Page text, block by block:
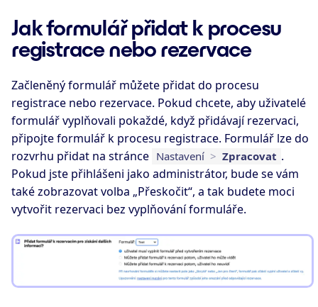
Jak formulář přidat k procesu
registrace nebo rezervace
Začleněný formulář můžete přidat do procesu
registrace nebo rezervace. Pokud chcete, aby uživatelé
formulář vyplňovali pokaždé, když přidávají rezervaci,
připojte formulář k procesu registrace. Formulář lze do
rozvrhu přidat na stránce Nastavení > Zpracovat .
Pokud jste přihlášeni jako administrátor, bude se vám
také zobrazovat volba „Přeskočit“, a tak budete moci
vytvořit rezervaci bez vyplňování formuláře.